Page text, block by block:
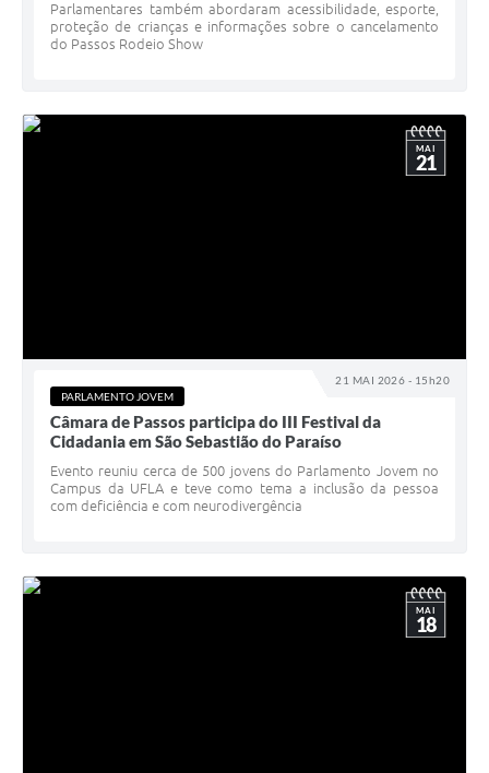
Parlamentares também abordaram acessibilidade, esporte,
proteção de crianças e informações sobre o cancelamento
do Passos Rodeio Show
21 MAI 2026 - 15h20
MAI
21
PARLAMENTO JOVEM
Câmara de Passos participa do III Festival da
Cidadania em São Sebastião do Paraíso
Evento reuniu cerca de 500 jovens do Parlamento Jovem no
Campus da UFLA e teve como tema a inclusão da pessoa
com deficiência e com neurodivergência
MAI
18